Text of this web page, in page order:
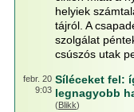
helyiek
tájról. A
szolgálat
csúszós utak
febr. 20
9:03
Síléceket fel:
legnagyobb
(Blikk)